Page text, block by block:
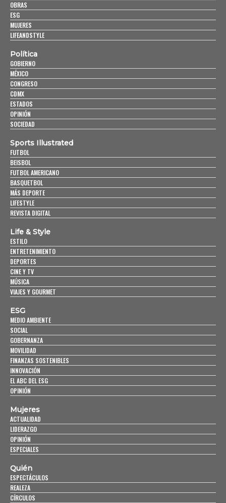
OBRAS
ESG
MUJERES
LIFEANDSTYLE
Política
GOBIERNO
MÉXICO
CONGRESO
CDMX
ESTADOS
OPINIÓN
SOCIEDAD
Sports Illustrated
FUTBOL
BEISBOL
FUTBOL AMERICANO
BASQUETBOL
MÁS DEPORTE
LIFESTYLE
REVISTA DIGITAL
Life & Style
ESTILO
ENTRETENIMIENTO
DEPORTES
CINE Y TV
MÚSICA
VIAJES Y GOURMET
ESG
MEDIO AMBIENTE
SOCIAL
GOBERNANZA
MOVILIDAD
FINANZAS SOSTENIBLES
INNOVACIÓN
EL ABC DEL ESG
OPINIÓN
Mujeres
ACTUALIDAD
LIDERAZGO
OPINIÓN
ESPECIALES
Quién
ESPECTÁCULOS
REALEZA
CÍRCULOS